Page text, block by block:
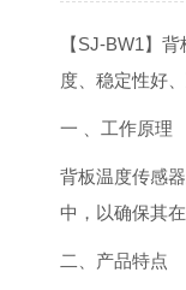
【SJ-BW1】
度、稳定性好
一 、工作原理
背板温度传感
中，以确保其
二、产品特点